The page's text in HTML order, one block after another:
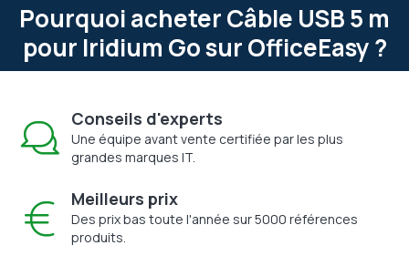
Pourquoi acheter Câble USB 5 m
pour Iridium Go sur OfficeEasy ?
Conseils d'experts
Une équipe avant vente certifiée par les plus
grandes marques IT.
Meilleurs prix
Des prix bas toute l'année sur 5000 références
produits.